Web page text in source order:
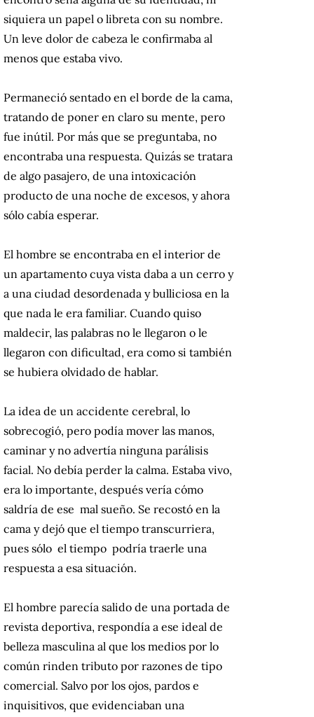
siquiera un papel o libreta con su nombre.
Un leve dolor de cabeza le confirmaba al
menos que estaba vivo.
Permaneció sentado en el borde de la cama,
tratando de poner en claro su mente, pero
fue inútil. Por más que se preguntaba, no
encontraba una respuesta. Quizás se tratara
de algo pasajero, de una intoxicación
producto de una noche de excesos, y ahora
sólo cabía esperar.
El hombre se encontraba en el interior de
un apartamento cuya vista daba a un cerro y
a una ciudad desordenada y bulliciosa en la
que nada le era familiar. Cuando quiso
maldecir, las palabras no le llegaron o le
llegaron con dificultad, era como si también
se hubiera olvidado de hablar.
La idea de un accidente cerebral, lo
sobrecogió, pero podía mover las manos,
caminar y no advertía ninguna parálisis
facial. No debía perder la calma. Estaba vivo,
era lo importante, después vería cómo
saldría de ese mal sueño. Se recostó en la
cama y dejó que el tiempo transcurriera,
pues sólo el tiempo podría traerle una
respuesta a esa situación.
El hombre parecía salido de una portada de
revista deportiva, respondía a ese ideal de
belleza masculina al que los medios por lo
común rinden tributo por razones de tipo
comercial. Salvo por los ojos, pardos e
inquisitivos, que evidenciaban una